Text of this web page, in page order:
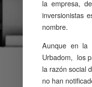
la empresa,
inversionistas
nombre.
Aunque en la
Urbadom, los
la razón social
no han